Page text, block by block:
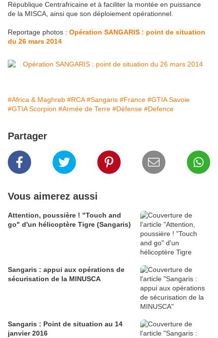
République Centrafricaine et à faciliter la montée en puissance
de la MISCA, ainsi que son déploiement opérationnel.
Reportage photos : Opération SANGARIS : point de situation
du 26 mars 2014
#Africa & Maghreb #RCA #Sangaris #France #GTIA Savoie
#GTIA Scorpion #Armée de Terre #Défense #Defence
Partager
Vous aimerez aussi
Attention, poussière ! "Touch and
go" d'un hélicoptère Tigre (Sangaris)
Sangaris : appui aux opérations de
sécurisation de la MINUSCA
Sangaris : Point de situation au 14
janvier 2016